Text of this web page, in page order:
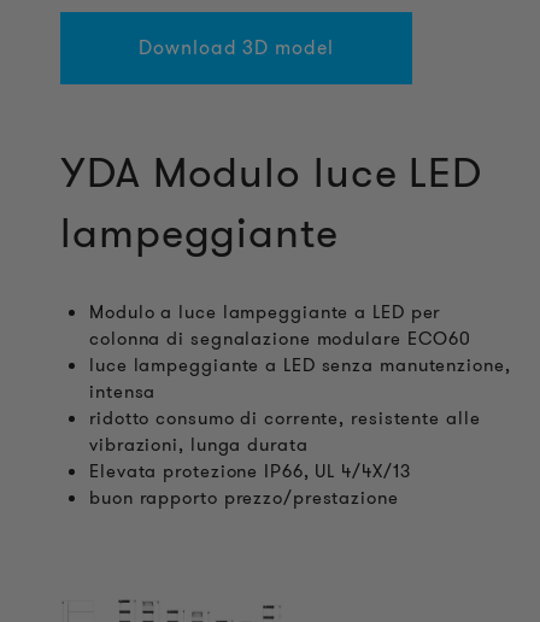
Download 3D model
YDA Modulo luce LED
lampeggiante
Modulo a luce lampeggiante a LED per
colonna di segnalazione modulare ECO60
luce lampeggiante a LED senza manutenzione,
intensa
ridotto consumo di corrente, resistente alle
vibrazioni, lunga durata
Elevata protezione IP66, UL 4/4X/13
buon rapporto prezzo/prestazione